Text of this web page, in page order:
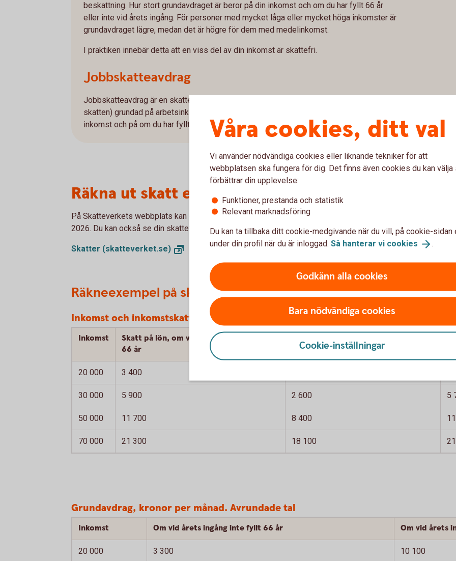
beskattning. Hur stort grundavdraget är beror på din inkomst och om du har fyllt 66 år
eller inte vid årets ingång. För personer med mycket låga eller mycket höga inkomster är
grundavdraget lägre, medan det är högre för dem med medelinkomst.
I praktiken innebär detta att en viss del av din inkomst är skattefri.
Jobbskatteavdrag
Jobbskatteavdrag är en skattelättnad i form av skattereduktion (det vill säga avdrag från
skatten) grundad på arbetsinkomst. Storleken på jobbskatteavdraget beror på din
inkomst och på om du har fyllt 66 år eller inte vid årets ingång.
Räkna ut skatt efter lön
På Skatteverkets webbplats kan du räkna ut vad du ska betala i skatt per månad under
2026. Du kan också se din skattetabell.
Skatter (skatteverket.se)
Räkneexempel på skatt
Inkomst och inkomstskatt, kronor per månad. Skattetabell 33. Avrundade tal
Inkomst
Skatt på lön, om vid årets ingång inte fyllt
66 år
66 år
20 000 3 400
30 000 5 900 2 600 5
50 000 11 700 8 400
70 000 21 300 18 100
Grundavdrag, kronor per månad. Avrundade tal
Inkomst Om vid årets ingång inte fyllt 66 år Om vid årets
20 000 3 300 10 100
Våra cookies, ditt val
Vi använder nödvändiga cookies eller liknande tekniker för att
webbplatsen ska fungera för dig. Det finns även cookies du kan välja
förbättrar din upplevelse:
Funktioner, prestanda och statistik
Relevant marknadsföring
Du kan ta tillbaka ditt cookie-medgivande när du vill, på cookie-sidan
under din profil när du är inloggad. Så hanterar vi cookies .
Godkänn alla cookies
Bara nödvändiga cookies
Cookie-inställningar